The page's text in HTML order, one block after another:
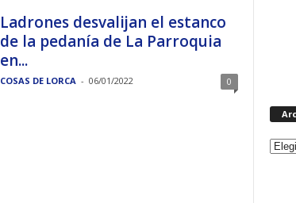
Ladrones desvalijan el estanco
de la pedanía de La Parroquia
en...
COSAS DE LORCA - 06/01/2022 0